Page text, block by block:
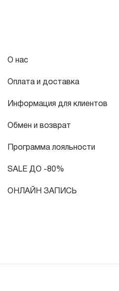
О нас
Оплата и доставка
Информация для клиентов
Обмен и возврат
Программа лояльности
SALE ДО -80%
ОНЛАЙН ЗАПИСЬ